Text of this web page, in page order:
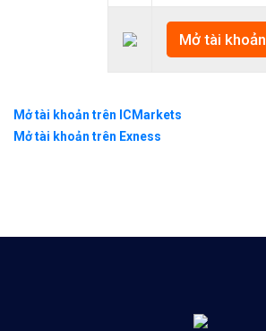
Mở tài khoản
Mở tài khoản trên ICMarkets
Mở tài khoản trên Exness